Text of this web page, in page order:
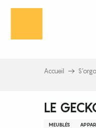
Aller
principal
Accueil
LE
MEUBLÉS